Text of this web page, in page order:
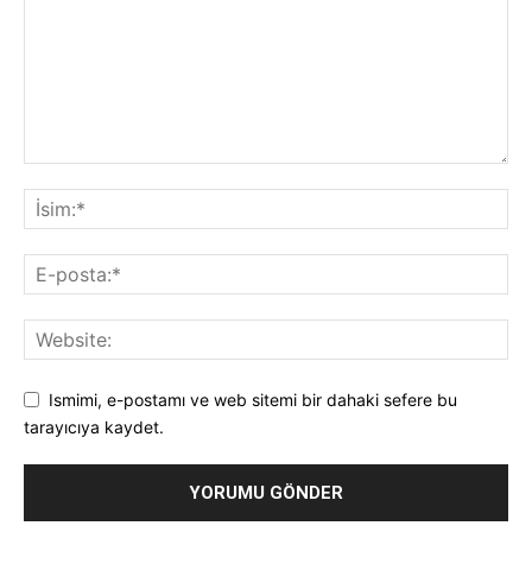
Ismimi, e-postamı ve web sitemi bir dahaki sefere bu
tarayıcıya kaydet.